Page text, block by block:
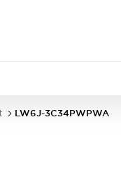
LW6J-3C34PWPWA